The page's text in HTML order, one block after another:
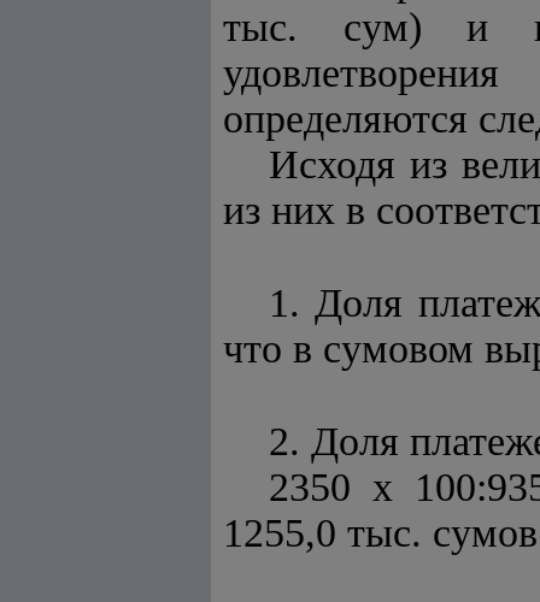
тыс. сум) и
определяются
Исходя из
из них в
1. Доля
что в сумовом
2. Доля
2350 х
1255,0 тыс.